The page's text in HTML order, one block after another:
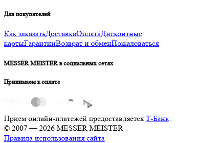
Для покупателей
Как заказатьДоставкаОплатаДисконтные
картыГарантииВозврат и обменПожаловаться
MESSER MEISTER в социальных сетях
Принимаем к оплате
Прием онлайн-платежей предоставляется Т-Банк.
© 2007 — 2026 MESSER MEISTER
Правила использования сайта